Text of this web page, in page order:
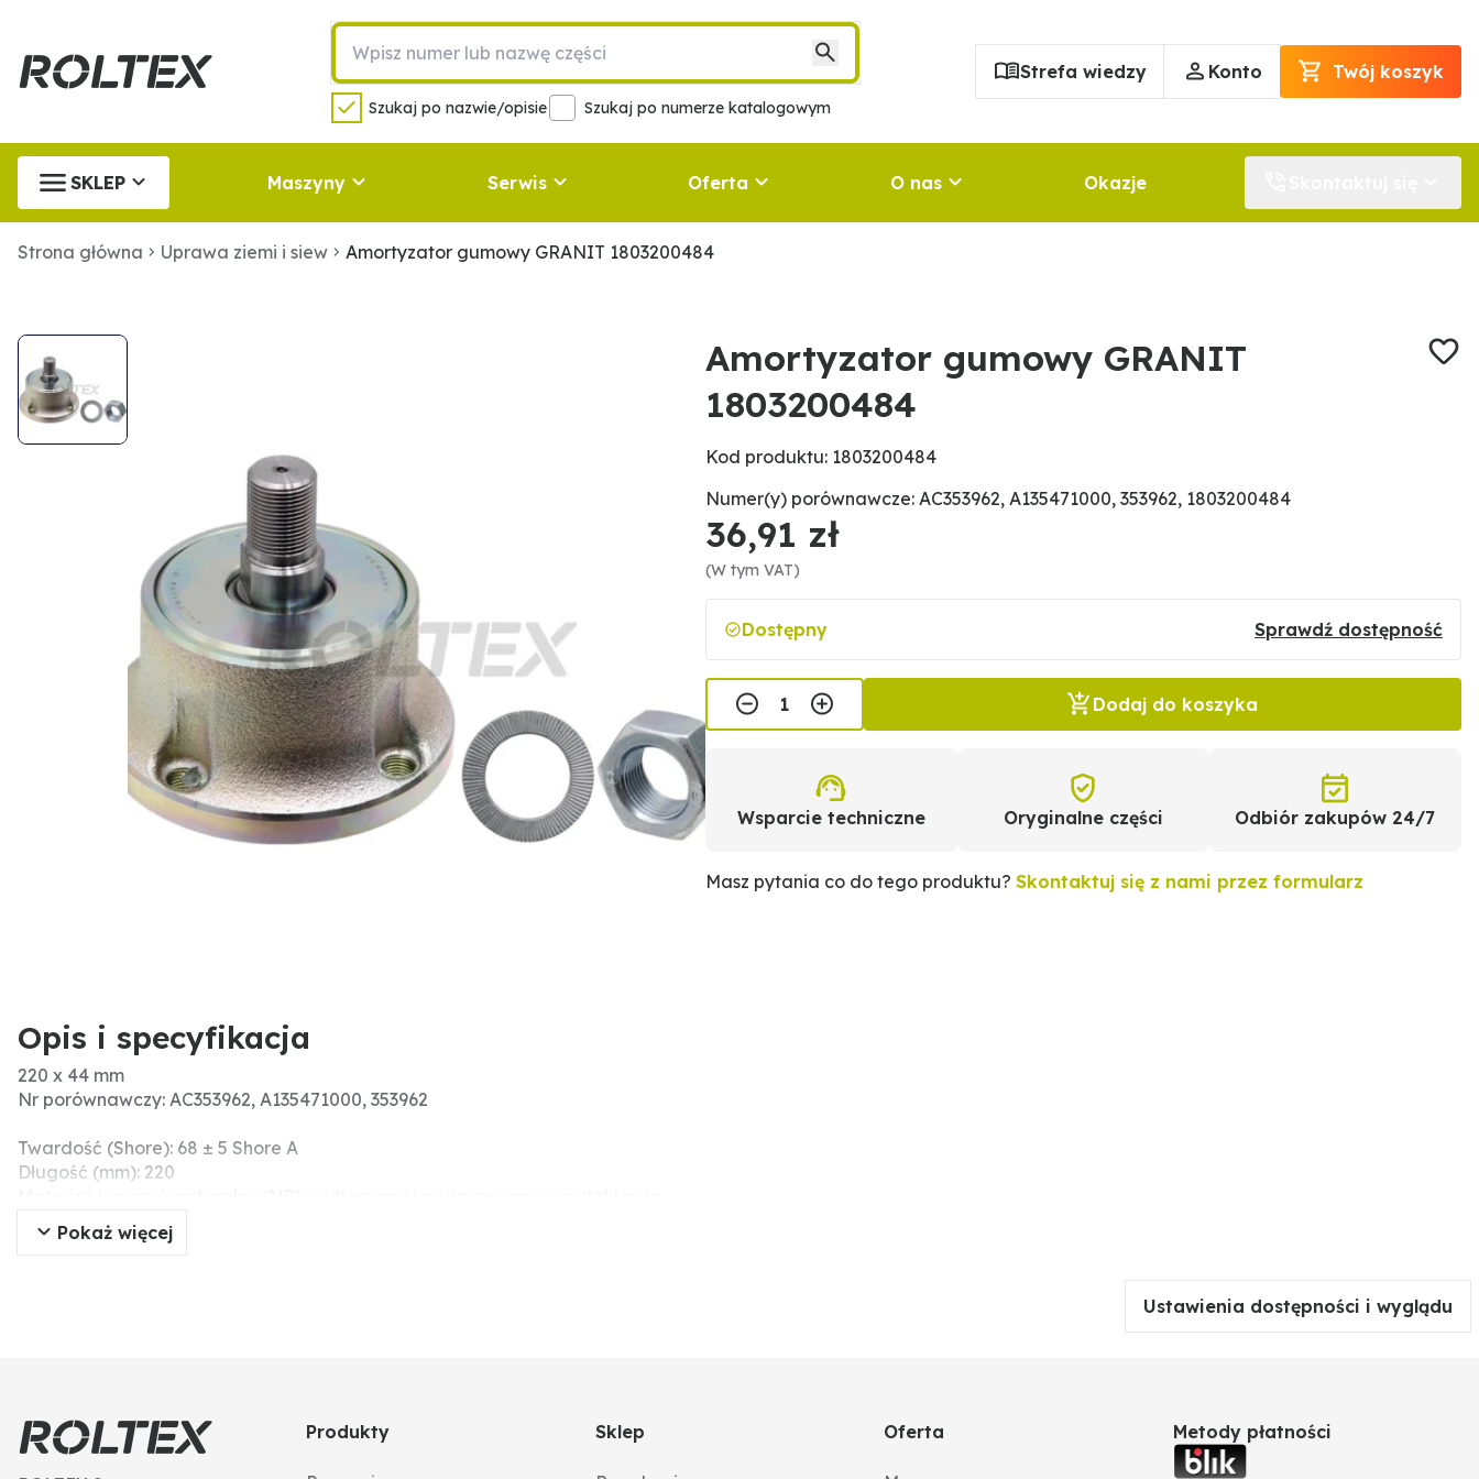
Szukaj po nazwie/opisie Szukaj po numerze katalogowym
Strefa wiedzy Konto Twój koszyk
SKLEP Maszyny Serwis Oferta O nas Okazje
Strona główna Uprawa ziemi i siew Amortyzator gumowy GRANIT 1803200484
Amortyzator gumowy GRANIT
1803200484
Kod produktu: 1803200484
Numer(y) porównawcze: AC353962, A135471000, 353962, 1803200484
36,91 zł
(W tym VAT)
Dostępny Sprawdź dostępność
Dodaj do koszyka
Wsparcie techniczne Oryginalne części Odbiór zakupów 24/7
Masz pytania co do tego produktu? Skontaktuj się z nami przez formularz
Opis i specyfikacja
220 x 44 mm
Nr porównawczy: AC353962, A135471000, 353962
Twardość (Shore): 68 ± 5 Shore A
Długość (mm): 220
wyprodukowano zgodnie z normą ISO 3302-1 E2
Pokaż więcej
Ustawienia dostępności i wyglądu
Produkty Sklep Oferta Metody płatności